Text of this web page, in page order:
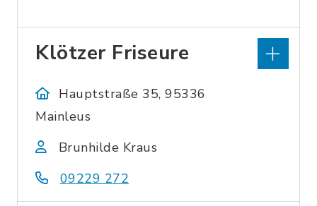
Klötzer Friseure
Hauptstraße 35, 95336
Mainleus
Brunhilde Kraus
09229 272